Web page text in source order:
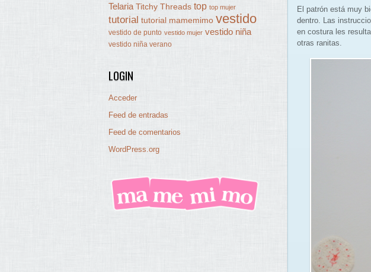
El patrón está muy
dentro. Las
en costura les
otras ranitas.
Telaria Titchy Threads top top mujer
tutorial tutorial mamemimo vestido
vestido de punto vestido mujer vestido niña
vestido niña verano
LOGIN
Acceder
Feed de entradas
Feed de comentarios
WordPress.org